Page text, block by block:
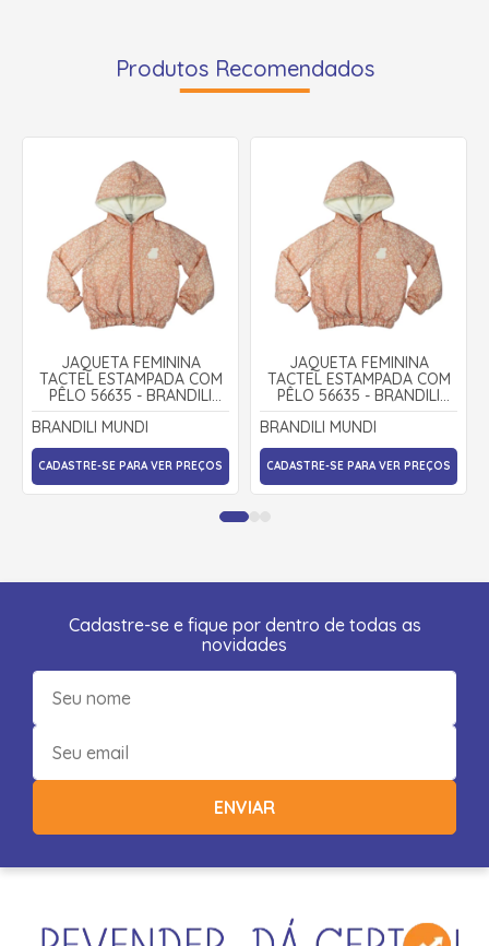
Produtos Recomendados
JAQUETA FEMININA
TACTEL ESTAMPADA COM
PÊLO 56635 - BRANDILI
MUNDI
BRANDILI MUNDI
CADASTRE-SE PARA VER PREÇOS
JAQUETA FEMININA
TACTEL ESTAMPADA COM
PÊLO 56635 - BRANDILI
MUNDI
BRANDILI MUNDI
CADASTRE-SE PARA VER PREÇOS
Cadastre-se e fique por dentro de todas as
novidades
ENVIAR